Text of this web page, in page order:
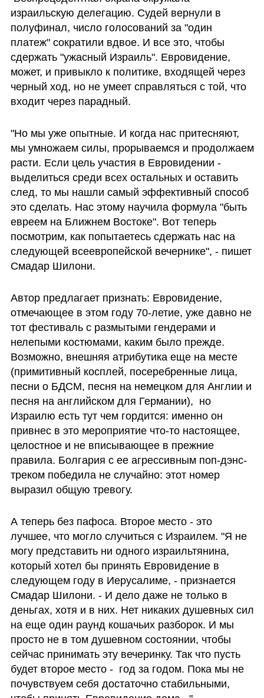
израильскую делегацию. Судей вернули в
полуфинал, число голосований за "один
платеж" сократили вдвое. И все это, чтобы
сдержать "ужасный Израиль". Евровидение,
может, и привыкло к политике, входящей через
черный ход, но не умеет справляться с той, что
входит через парадный.
"Но мы уже опытные. И когда нас притесняют,
мы умножаем силы, прорываемся и продолжаем
расти. Если цель участия в Евровидении -
выделиться среди всех остальных и оставить
след, то мы нашли самый эффективный способ
это сделать. Нас этому научила формула "быть
евреем на Ближнем Востоке". Вот теперь
посмотрим, как попытаетесь сдержать нас на
следующей всеевропейской вечернике", - пишет
Смадар Шилони.
Автор предлагает признать: Евровидение,
отмечающее в этом году 70-летие, уже давно не
тот фестиваль с размытыми гендерами и
нелепыми костюмами, каким было прежде.
Возможно, внешняя атрибутика еще на месте
(примитивный косплей, посеребренные лица,
песни о БДСМ, песня на немецком для Англии и
песня на английском для Германии),  но
Израилю есть тут чем гордится: именно он
привнес в это мероприятие что-то настоящее,
целостное и не вписывающее в прежние
правила. Болгария с ее агрессивным поп-дэнс-
треком победила не случайно: этот номер
выразил общую тревогу.
А теперь без пафоса. Второе место - это
лучшее, что могло случиться с Израилем. "Я не
могу представить ни одного израильтянина,
который хотел бы принять Евровидение в
следующем году в Иерусалиме, - признается
Смадар Шилони. - И дело даже не только в
деньгах, хотя и в них. Нет никаких душевных сил
на еще один раунд кошачьих разборок. И мы
просто не в том душевном состоянии, чтобы
сейчас принимать эту вечеринку. Так что пусть
будет второе место -  год за годом. Пока мы не
почувствуем себя достаточно стабильными,